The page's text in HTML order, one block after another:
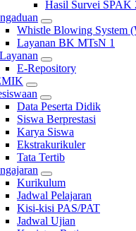
Hasil Survei SPAK
Whistle Blowing System
Layanan BK MTsN 1
E-Repository
Data Peserta Didik
Siswa Berprestasi
Karya Siswa
Ekstrakurikuler
Tata Tertib
Kurikulum
Jadwal Pelajaran
Kisi-kisi PAS/PAT
Jadwal Ujian